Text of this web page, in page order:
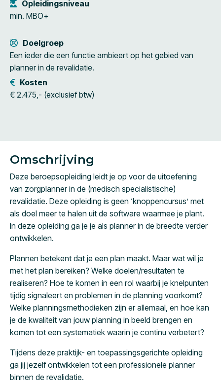
Opleidingsniveau
min. MBO+
Doelgroep
Een ieder die een functie ambieert op het gebied van
planner in de revalidatie.
Kosten
€ 2.475,- (exclusief btw)
Omschrijving
Deze beroepsopleiding leidt je op voor de uitoefening
van zorgplanner in de (medisch specialistische)
revalidatie. Deze opleiding is geen ‘knoppencursus’ met
als doel meer te halen uit de software waarmee je plant.
In deze opleiding ga je je als planner in de breedte verder
ontwikkelen.
Plannen betekent dat je een plan maakt. Maar wat wil je
met het plan bereiken? Welke doelen/resultaten te
realiseren? Hoe te komen in een rol waarbij je knelpunten
tijdig signaleert en problemen in de planning voorkomt?
Welke planningsmethodieken zijn er allemaal, en hoe kan
je de kwaliteit van jouw planning in beeld brengen en
komen tot een systematiek waarin je continu verbetert?
Tijdens deze praktijk- en toepassingsgerichte opleiding
ga jij jezelf ontwikkelen tot een professionele planner
binnen de revalidatie.